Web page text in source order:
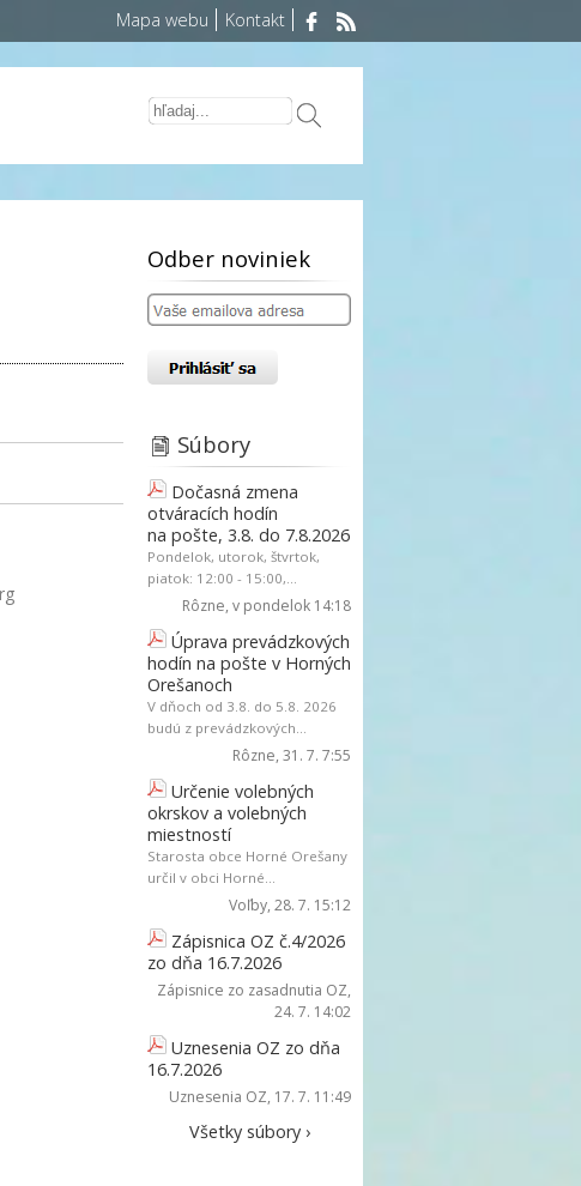
Mapa webu Kontakt
Odber noviniek
Súbory
Dočasná zmena
otváracích hodín
na pošte, 3.8. do 7.8.2026
Pondelok, utorok, štvrtok,
piatok: 12:00 - 15:00,...
Rôzne, v pondelok 14:18
Úprava prevádzkových
hodín na pošte v Horných
Orešanoch
V dňoch od 3.8. do 5.8. 2026
budú z prevádzkových...
Rôzne, 31. 7. 7:55
Určenie volebných
okrskov a volebných
miestností
Starosta obce Horné Orešany
určil v obci Horné...
Voľby, 28. 7. 15:12
Zápisnica OZ č.4/2026
zo dňa 16.7.2026
Zápisnice zo zasadnutia OZ,
24. 7. 14:02
Uznesenia OZ zo dňa
16.7.2026
Uznesenia OZ, 17. 7. 11:49
Všetky súbory ›